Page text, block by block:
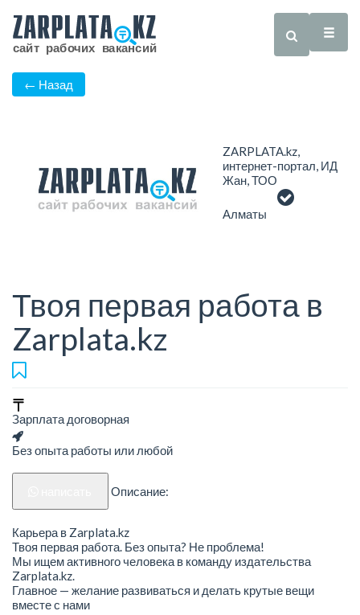
← Назад
ZARPLATA.kz,
интернет-портал, ИД
Жан, ТОО
Алматы
Твоя первая работа в
Zarplata.kz
Зарплата договорная
Без опыта работы или любой
Описание:
Карьера в Zarplata.kz
Твоя первая работа. Без опыта? Не проблема!
Мы ищем активного человека в команду издательства
Zarplata.kz.
Главное — желание развиваться и делать крутые вещи
вместе с нами